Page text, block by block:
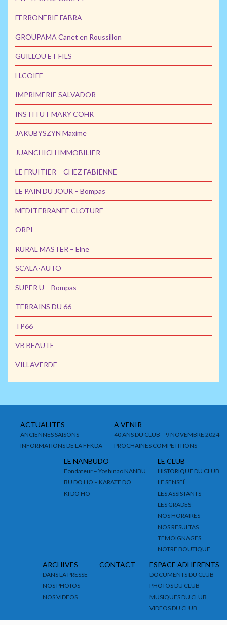
FERRONERIE FABRA
GROUPAMA Canet en Roussillon
GUILLOU ET FILS
H.COIFF
IMPRIMERIE SALVADOR
INSTITUT MARY COHR
JAKUBYSZYN Maxime
JUANCHICH IMMOBILIER
LE FRUITIER – CHEZ FABIENNE
LE PAIN DU JOUR – Bompas
MEDITERRANEE CLOTURE
ORPI
RURAL MASTER – Elne
SCALA-AUTO
SUPER U – Bompas
TERRAINS DU 66
TP66
VB BEAUTE
VILLAVERDE
ACTUALITES
ANCIENNES SAISONS
INFORMATIONS DE LA FFKDA
A VENIR
40 ANS DU CLUB – 9 NOVEMBRE 2024
PROCHAINES COMPETITIONS
LE NANBUDO
Fondateur – Yoshinao NANBU
BU DO HO – KARATE DO
KI DO HO
LE CLUB
HISTORIQUE DU CLUB
LE SENSEÏ
LES ASSISTANTS
LES GRADES
NOS HORAIRES
NOS RESULTAS
TEMOIGNAGES
NOTRE BOUTIQUE
ARCHIVES
DANS LA PRESSE
NOS PHOTOS
NOS VIDEOS
CONTACT ESPACE ADHERENTS
DOCUMENTS DU CLUB
PHOTOS DU CLUB
MUSIQUES DU CLUB
VIDEOS DU CLUB